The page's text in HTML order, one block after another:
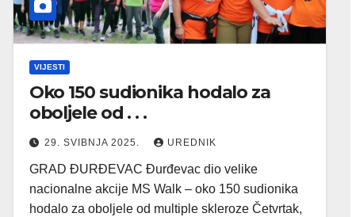
VIJESTI
Oko 150 sudionika hodalo za
oboljele od . . .
29. SVIBNJA 2025. UREDNIK
GRAD ĐURĐEVAC Đurđevac dio velike
nacionalne akcije MS Walk – oko 150 sudionika
hodalo za oboljele od multiple skleroze Četvrtak,